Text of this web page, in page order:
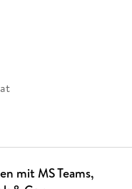
mit MS Teams,